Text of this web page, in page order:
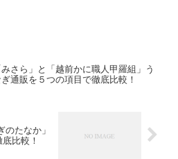
みさら」と「越前かに職人甲羅組」う
ぎ通販を５つの項目で徹底比較！
のたなか」
比較！